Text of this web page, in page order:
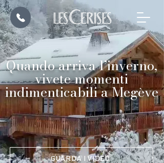
Quando arriva l’inverno,
vivete momenti
indimenticabili a Megève
GUARDA I VIDEO